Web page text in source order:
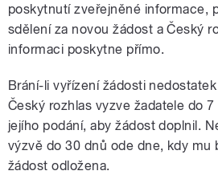
poskytnutí zveřejněné informace,
sdělení za novou žádost a Český
informaci poskytne přímo.
Brání-li vyřízení žádosti
Český rozhlas vyzve žadatele do
jejího podání, aby žádost doplnil.
výzvě do 30 dnů ode dne, kdy mu
žádost odložena.